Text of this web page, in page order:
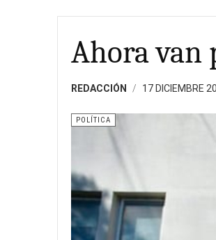
Ahora van
REDACCIÓN 17 DICIEMBRE
POLÍTICA